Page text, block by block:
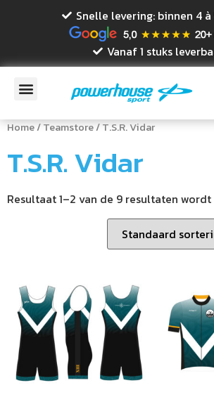
Snelle levering: binnen 4 à
Vanaf 1 stuks
Home/Teamstore/ T.S.R. Vidar
T.S.R. Vidar
Resultaat 1–2 van de 9 resultaten